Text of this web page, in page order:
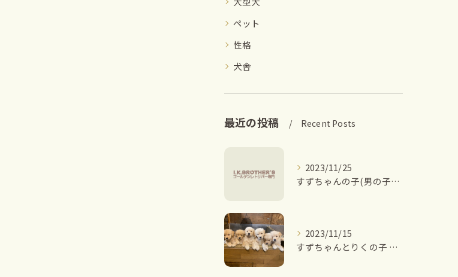
ペット
性格
犬舎
最近の投稿 Recent Posts
2023/11/25
すずちゃんの子(男の子6頭)ご家族決まりました。
2023/11/15
すずちゃんとりくの子 ご家族募集中です。